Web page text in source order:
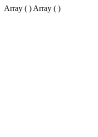
Array ( ) Array ( )